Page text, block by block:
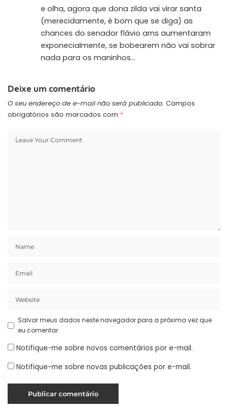
e olha, agora que dona zilda vai virar santa
(merecidamente, é bom que se diga) as
chances do senador flávio arns aumentaram
exponecialmente, se bobearem não vai sobrar
nada para os maninhos…
Deixe um comentário
O seu endereço de e-mail não será publicado. Campos
obrigatórios são marcados com *
Salvar meus dados neste navegador para a próxima vez que
eu comentar.
Notifique-me sobre novos comentários por e-mail.
Notifique-me sobre novas publicações por e-mail.